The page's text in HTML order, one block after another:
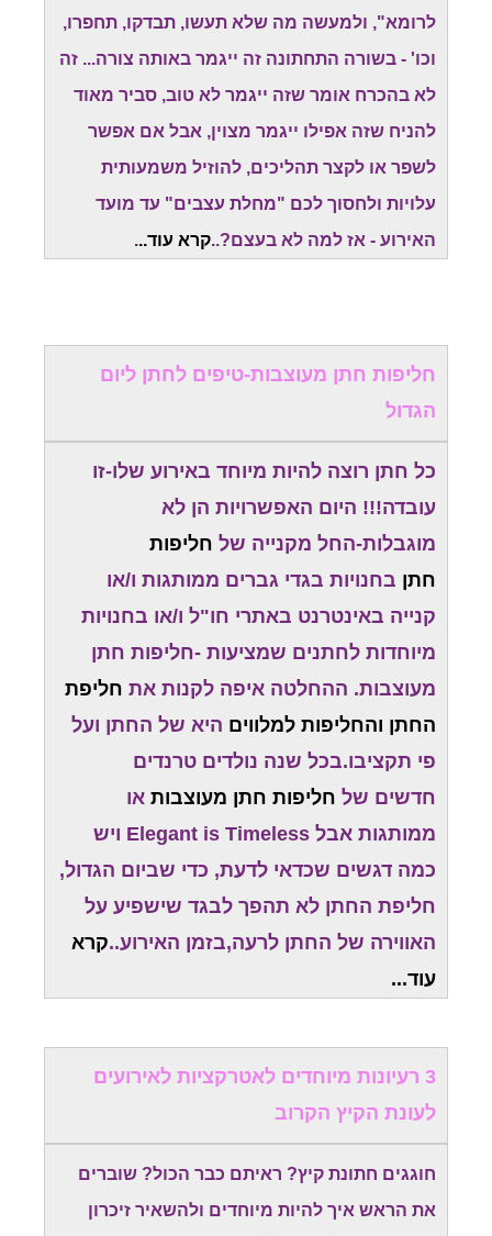
לרומא", ולמעשה מה שלא תעשו, תבדקו, תחפרו,
וכו' - בשורה התחתונה זה ייגמר באותה צורה... זה
לא בהכרח אומר שזה ייגמר לא טוב, סביר מאוד
להניח שזה אפילו ייגמר מצוין, אבל אם אפשר
לשפר או לקצר תהליכים, להוזיל משמעותית
עלויות ולחסוך לכם "מחלת עצבים" עד מועד
האירוע - אז למה לא בעצם?..קרא עוד...
חליפות חתן מעוצבות-טיפים לחתן ליום
הגדול
כל חתן רוצה להיות מיוחד באירוע שלו-זו
עובדה!!! היום האפשרויות הן לא
מוגבלות-החל מקנייה של חליפות
חתן בחנויות בגדי גברים ממותגות ו/או
קנייה באינטרנט באתרי חו"ל ו/או בחנויות
מיוחדות לחתנים שמציעות -חליפות חתן
מעוצבות. ההחלטה איפה לקנות את חליפת
החתן והחליפות למלווים היא של החתן ועל
פי תקציבו.בכל שנה נולדים טרנדים
חדשים של חליפות חתן מעוצבות או
ממותגות אבל Elegant is Timeless ויש
כמה דגשים שכדאי לדעת, כדי שביום הגדול,
חליפת החתן לא תהפך לבגד שישפיע על
האווירה של החתן לרעה,בזמן האירוע..קרא
עוד...
3 רעיונות מיוחדים לאטרקציות לאירועים
לעונת הקיץ הקרוב
חוגגים חתונת קיץ? ראיתם כבר הכול? שוברים
את הראש איך להיות מיוחדים ולהשאיר זיכרון